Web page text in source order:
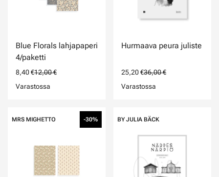
Blue Florals lahjapaperi
4/paketti
8,40 €12,00 €
Varastossa
Hurmaava peura juliste
25,20 €36,00 €
Varastossa
MRS MIGHETTO -30% BY JULIA BÄCK